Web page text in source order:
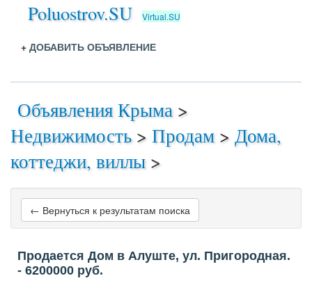
Poluostrov.SU Virtual.SU
+ ДОБАВИТЬ ОБЪЯВЛЕНИЕ
Объявления Крыма >
Недвижимость> Продам > Дома,
коттеджи, виллы >
← Вернуться к результатам поиска
Продается Дом в Алуште, ул. Пригородная.
- 6200000 руб.